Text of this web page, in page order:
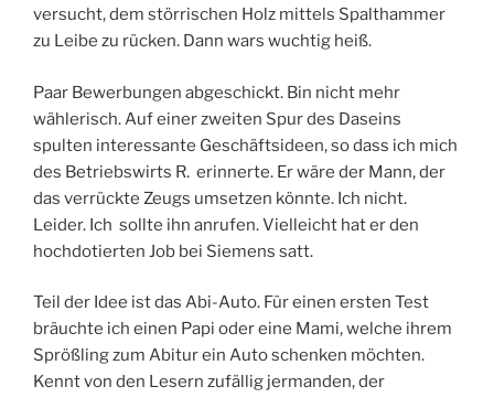
versucht, dem störrischen Holz mittels Spalthammer
zu Leibe zu rücken. Dann wars wuchtig heiß.
Paar Bewerbungen abgeschickt. Bin nicht mehr
wählerisch. Auf einer zweiten Spur des Daseins
spulten interessante Geschäftsideen, so dass ich mich
des Betriebswirts R. erinnerte. Er wäre der Mann, der
das verrückte Zeugs umsetzen könnte. Ich nicht.
Leider. Ich sollte ihn anrufen. Vielleicht hat er den
hochdotierten Job bei Siemens satt.
Teil der Idee ist das Abi-Auto. Für einen ersten Test
bräuchte ich einen Papi oder eine Mami, welche ihrem
Sprößling zum Abitur ein Auto schenken möchten.
Kennt von den Lesern zufällig jermanden, der